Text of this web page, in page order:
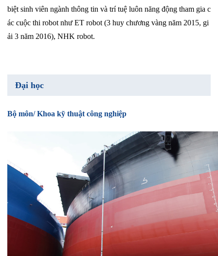
biệt sinh viên ngành thông tin và trí tuệ luôn năng động tham gia c
ác cuộc thi robot như ET robot (3 huy chương vàng năm 2015, gi
ải 3 năm 2016), NHK robot.
Đại học
Bộ môn/ Khoa kỹ thuật công nghiệp